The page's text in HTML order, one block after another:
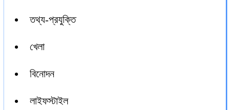
তথ্য-প্রযুক্তি
খেলা
বিনোদন
লাইফস্টাইল